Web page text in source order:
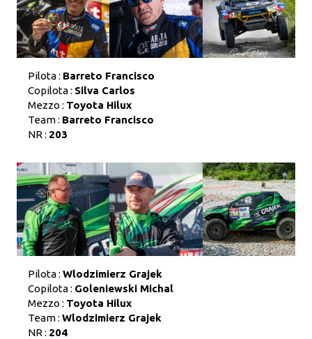
Pilota : Barreto Francisco
Copilota : Silva Carlos
Mezzo : Toyota Hilux
Team : Barreto Francisco
NR : 203
Pilota : Wlodzimierz Grajek
Copilota : Goleniewski Michal
Mezzo : Toyota Hilux
Team : Wlodzimierz Grajek
NR : 204